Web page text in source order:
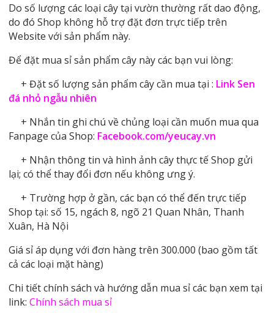
là:
15.000₫.
tại
là:
10.000₫.
Do số lượng các loại cây tại vườn thường rất dao động,
do đó Shop không hỗ trợ đặt đơn trực tiếp trên
Website với sản phẩm này.
Để đặt mua sỉ sản phẩm cây này các bạn vui lòng:
+ Đặt số lượng sản phẩm cây cần mua tại : Link Sen
đá nhỏ ngẫu nhiên
+ Nhắn tin ghi chú về chủng loại cần muốn mua qua
Fanpage của Shop: Facebook.com/yeucay.vn
+ Nhận thông tin và hình ảnh cây thực tế Shop gửi
lại; có thể thay đổi đơn nếu không ưng ý.
+ Trường hợp ở gần, các bạn có thể đến trực tiếp
Shop tại: số 15, ngách 8, ngõ 21 Quan Nhân, Thanh
Xuân, Hà Nội
Giá sỉ áp dụng với đơn hàng trên 300.000 (bao gồm tất
cả các loại mặt hàng)
Chi tiết chính sách và hướng dẫn mua sỉ các bạn xem tại
link: Chính sách mua sỉ